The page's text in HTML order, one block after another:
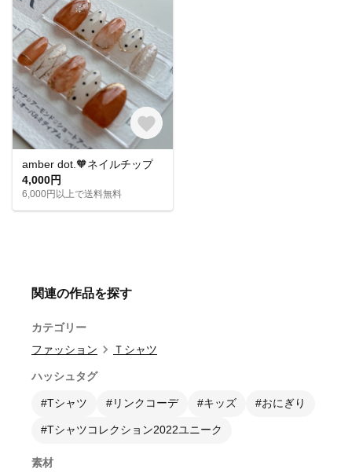
amber dot.🧡ネイルチップ
4,000円
6,000円以上で送料無料
関連の作品を探す
カテゴリー
ファッション
Ｔシャツ
ハッシュタグ
#Tシャツ #リンクコーデ #キッズ #おにぎり
#Tシャツコレクション2022ユニーク
素材